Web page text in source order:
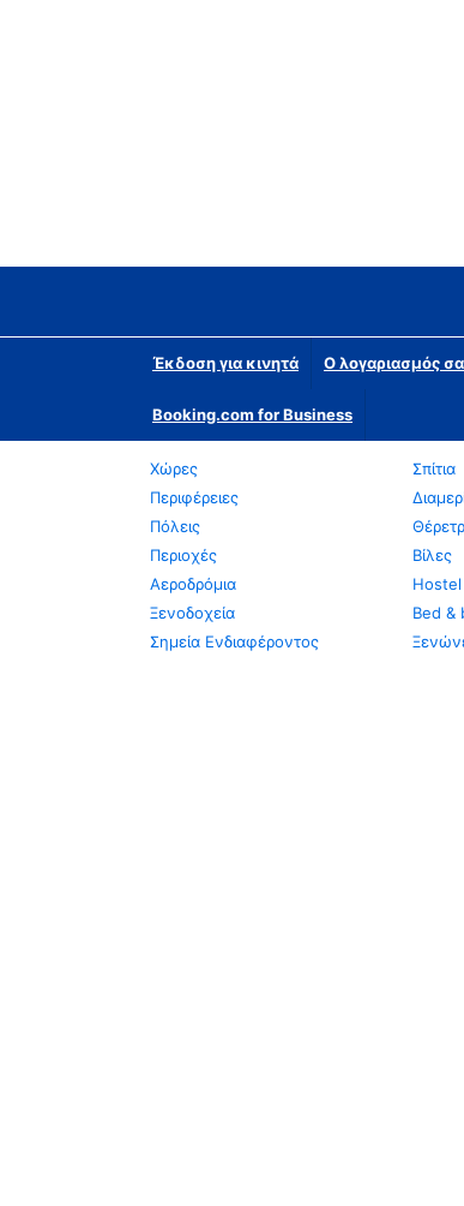
Έκδοση για κινητά Ο λογαριασμός
Booking.com for Business
Χώρες
Περιφέρειες
Πόλεις
Περιοχές
Αεροδρόμια
Ξενοδοχεία
Σημεία Ενδιαφέροντος
Σπίτια
Βίλες
Hostel
Bed &